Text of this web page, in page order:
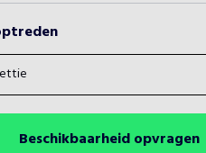
Beschikbaarheid opvragen